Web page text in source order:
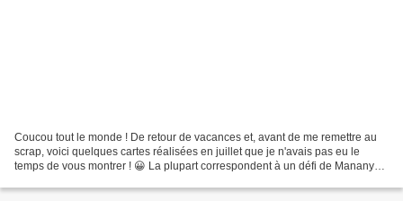
Coucou tout le monde ! De retour de vacances et, avant de me remettre au
scrap, voici quelques cartes réalisées en juillet que je n'avais pas eu le
temps de vous montrer ! 😀 La plupart correspondent à un défi de Manany